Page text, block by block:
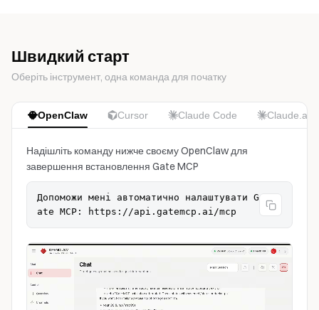
Швидкий старт
Оберіть інструмент, одна команда для початку
OpenClaw Cursor Claude Code Claude.ai
Надішліть команду нижче своєму OpenClaw для
завершення встановлення Gate MCP
Допоможи мені автоматично налаштувати G
ate MCP: https://api.gatemcp.ai/mcp